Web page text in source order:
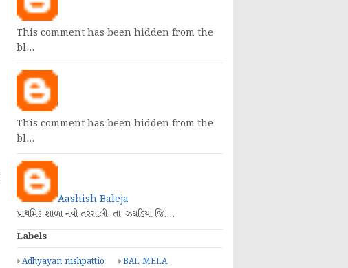
This comment has been hidden from the
bl…
This comment has been hidden from the
bl…
Aashish Baleja
પ્રાથમિક શાળા નવી તરસાલી. તા. ઝઘડિયા જિ.…
Labels
Adhyayan nishpattio BAL MELA